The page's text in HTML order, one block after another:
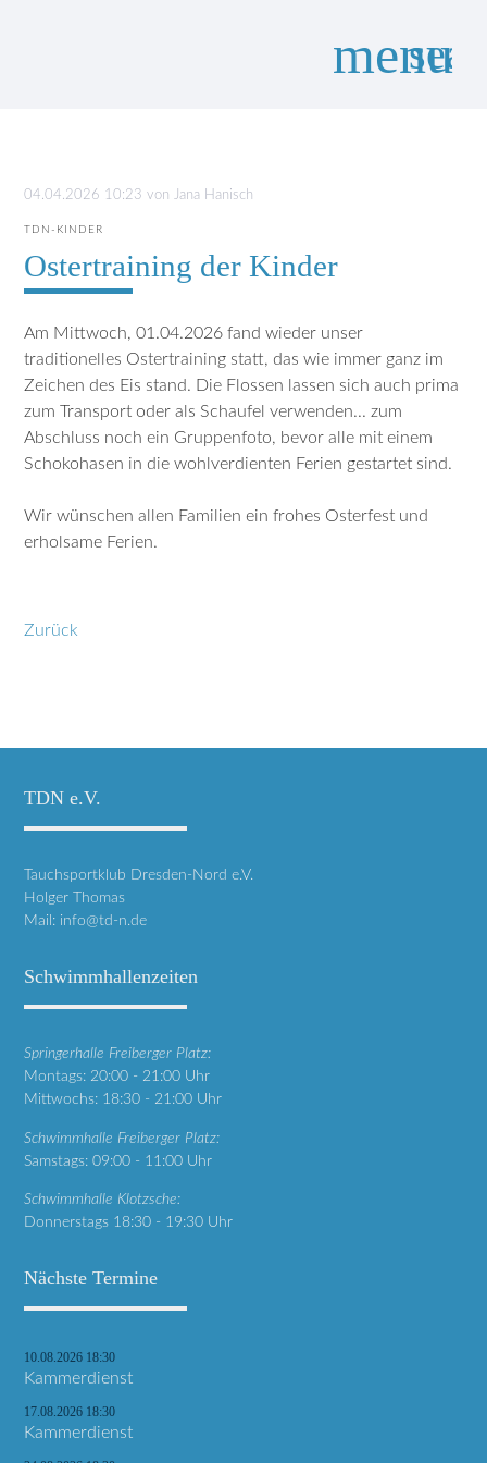
menu
04.04.2026 10:23 vonJana Hanisch
TDN-KINDER
Ostertraining der Kinder
Am Mittwoch, 01.04.2026 fand wieder unser
traditionelles Ostertraining statt, das wie immer ganz im
Zeichen des Eis stand. Die Flossen lassen sich auch prima
zum Transport oder als Schaufel verwenden... zum
Abschluss noch ein Gruppenfoto, bevor alle mit einem
Schokohasen in die wohlverdienten Ferien gestartet sind.
Wir wünschen allen Familien ein frohes Osterfest und
erholsame Ferien.
Zurück
TDN e.V.
Tauchsportklub Dresden-Nord e.V.
Holger Thomas
Mail: info@td-n.de
Schwimmhallenzeiten
Springerhalle Freiberger Platz:
Montags: 20:00 - 21:00 Uhr
Mittwochs: 18:30 - 21:00 Uhr
Schwimmhalle Freiberger Platz:
Samstags: 09:00 - 11:00 Uhr
Schwimmhalle Klotzsche:
Donnerstags 18:30 - 19:30 Uhr
Nächste Termine
10.08.2026 18:30
Kammerdienst
17.08.2026 18:30
Kammerdienst